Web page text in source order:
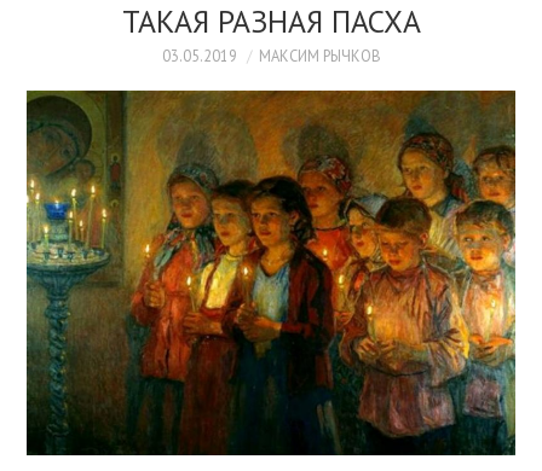
КОЛЛЕКЦИИ
#КАСДОМ
КУЛЬТУРА
ОБРАЗОВАНИЕ
ПРОСВЕЩЕНИЕ
ТАКАЯ РАЗНАЯ ПАСХА
03.05.2019 МАКСИМ РЫЧКОВ